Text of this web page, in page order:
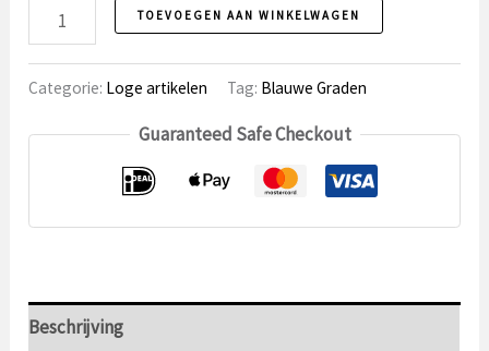
Navulling
lontstok
aantal
TOEVOEGEN AAN WINKELWAGEN
Categorie: Loge artikelen Tag: Blauwe Graden
Guaranteed Safe Checkout
Beschrijving